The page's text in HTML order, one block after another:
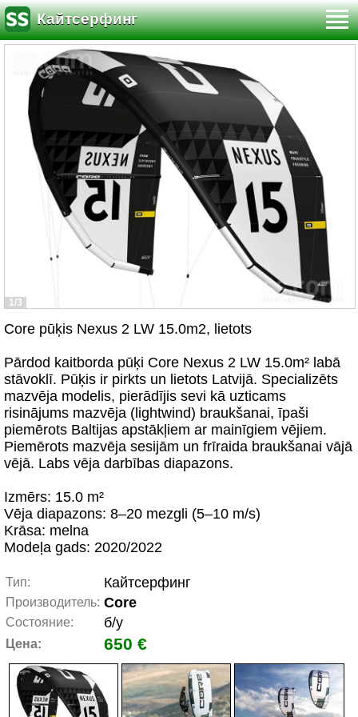
Кайтсерфинг
1/3
Core pūķis Nexus 2 LW 15.0m2, lietots
Pārdod kaitborda pūķi Core Nexus 2 LW 15.0m² labā
stāvoklī. Pūķis ir pirkts un lietots Latvijā. Specializēts
mazvēja modelis, pierādījis sevi kā uzticams
risinājums mazvēja (lightwind) braukšanai, īpaši
piemērots Baltijas apstākļiem ar mainīgiem vējiem.
Piemērots mazvēja sesijām un frīraida braukšanai vājā
vējā. Labs vēja darbības diapazons.
Izmērs: 15.0 m²
Vēja diapazons: 8–20 mezgli (5–10 m/s)
Krāsa: melna
Modeļa gads: 2020/2022
Тип: Кайтсерфинг
Производитель: Core
Состояние: б/у
Цена: 650 €